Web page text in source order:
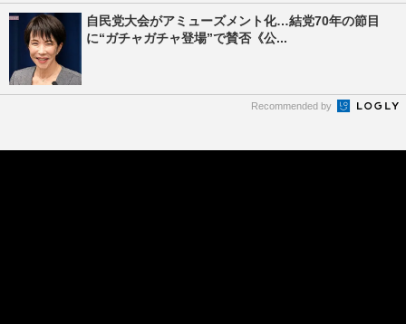
自民党大会がアミューズメント化…結党70年の節目
に“ガチャガチャ登場”で賛否《公...
Recommended by